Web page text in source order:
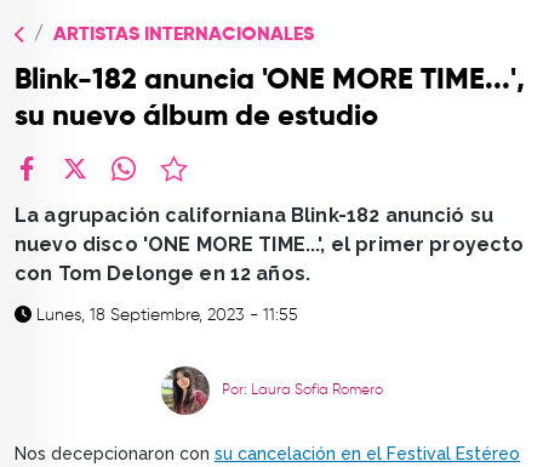
CONTACTO
ARTISTAS INTERNACIONALES
Blink-182 anuncia 'ONE MORE TIME...',
su nuevo álbum de estudio
La agrupación californiana Blink-182 anunció su
nuevo disco 'ONE MORE TIME...', el primer proyecto
con Tom Delonge en 12 años.
Lunes, 18 Septiembre, 2023 - 11:55
Por: Laura Sofía Romero
Nos decepcionaron con su cancelación en el Festival Estéreo